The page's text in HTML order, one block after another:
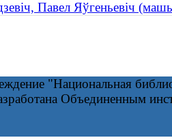
Павел Яўгеньевіч
"Национальная
Объединенным